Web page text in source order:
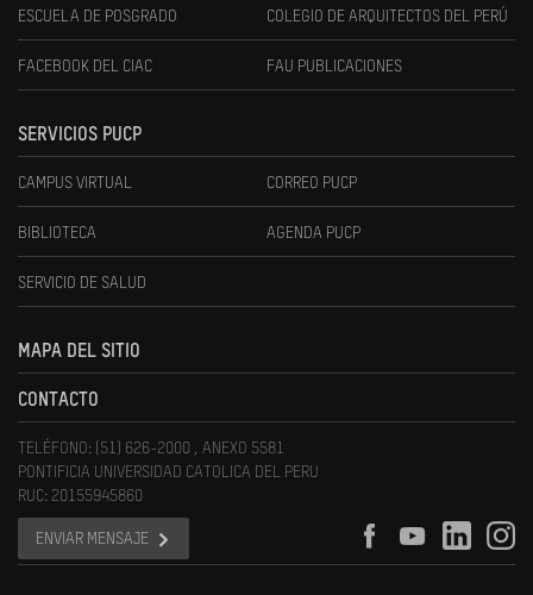
ESCUELA DE POSGRADO COLEGIO DE ARQUITECTOS DEL PERÚ
FACEBOOK DEL CIAC FAU PUBLICACIONES
SERVICIOS PUCP
CAMPUS VIRTUAL CORREO PUCP
BIBLIOTECA AGENDA PUCP
SERVICIO DE SALUD
MAPA DEL SITIO
CONTACTO
TELÉFONO: (51) 626-2000 , ANEXO 5581
PONTIFICIA UNIVERSIDAD CATOLICA DEL PERU
RUC: 20155945860
ENVIAR MENSAJE